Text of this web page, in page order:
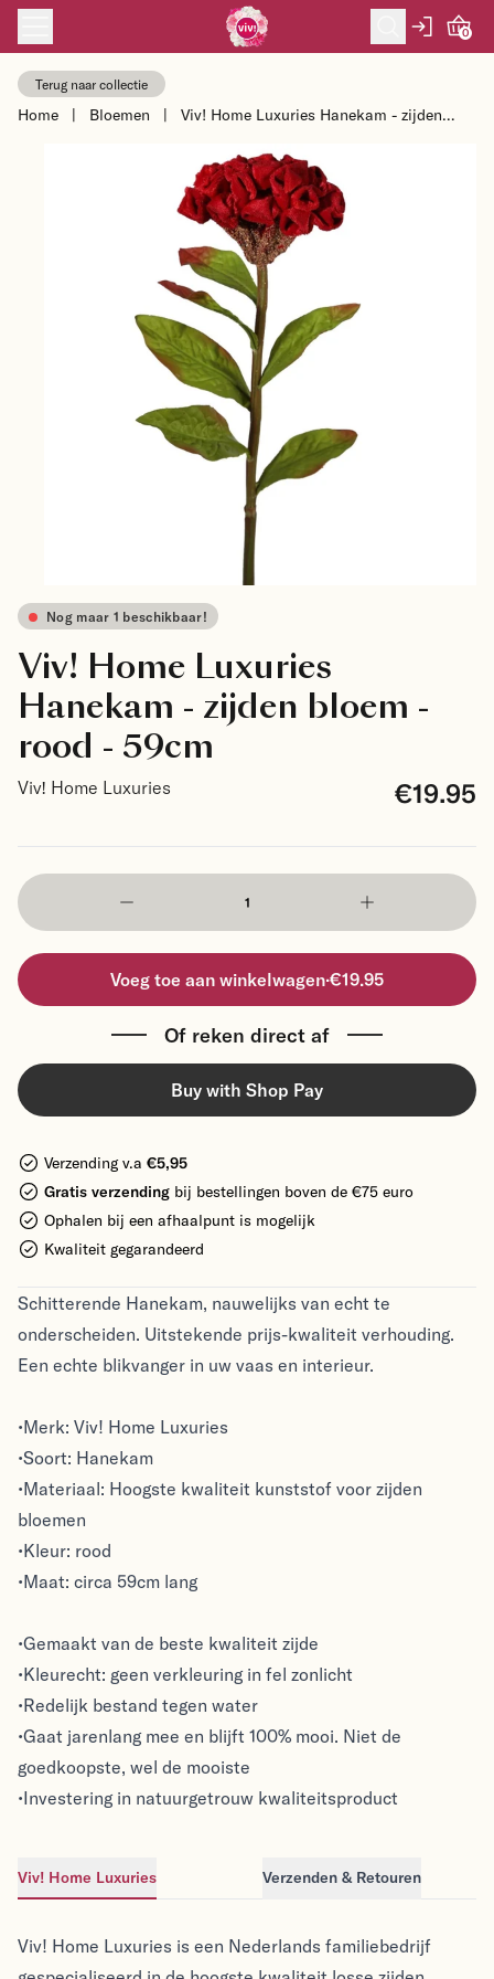
Skip to content
0
Terug naar collectie
Home | Bloemen |
Viv! Home Luxuries Hanekam - zijden
Nog maar 1 beschikbaar!
Viv! Home Luxuries
Hanekam - zijden bloem -
rood - 59cm
Viv! Home Luxuries €19.95
Voeg toe aan winkelwagen·€19.95
Of reken direct af
Buy with Shop Pay
Verzending v.a €5,95
Gratis verzending bij bestellingen boven de €75 euro
Ophalen bij een afhaalpunt is mogelijk
Kwaliteit gegarandeerd
Schitterende Hanekam, nauwelijks van echt te
onderscheiden. Uitstekende prijs-kwaliteit verhouding.
Een echte blikvanger in uw vaas en interieur.
•Merk: Viv! Home Luxuries
•Soort: Hanekam
•Materiaal: Hoogste kwaliteit kunststof voor zijden
bloemen
•Kleur: rood
•Maat: circa 59cm lang
•Gemaakt van de beste kwaliteit zijde
•Kleurecht: geen verkleuring in fel zonlicht
•Redelijk bestand tegen water
•Gaat jarenlang mee en blijft 100% mooi. Niet de
goedkoopste, wel de mooiste
•Investering in natuurgetrouw kwaliteitsproduct
Viv! Home Luxuries Verzenden & Retouren
Viv! Home Luxuries
Viv! Home Luxuries
Viv! Home Luxuries is een Nederlands familiebedrijf